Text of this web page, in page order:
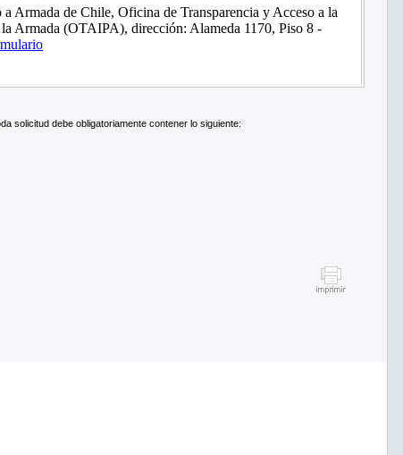
Armada de Chile, Oficina de Transparencia y Acceso a la
Armada (OTAIPA), dirección: Alameda 1170, Piso 8 -
solicitud debe obligatoriamente contener lo siguiente: